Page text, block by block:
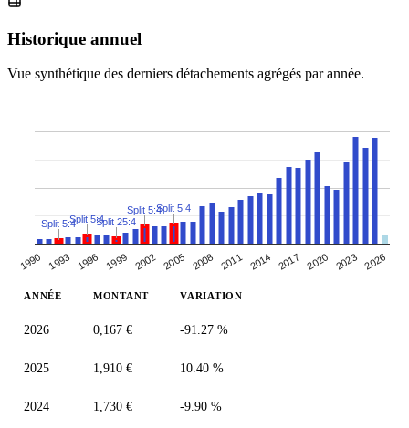
Historique annuel
Vue synthétique des derniers détachements agrégés par année.
1990 1993 1996 1999 2002 2005 2008 2011 2014 2017 2020 2023 2026
Split 5:4Split 5:4Split 25:4
Split 5:4Split 5:4
ANNÉE MONTANT VARIATION
2026 0,167 € -91.27 %
2025 1,910 € 10.40 %
2024 1,730 € -9.90 %